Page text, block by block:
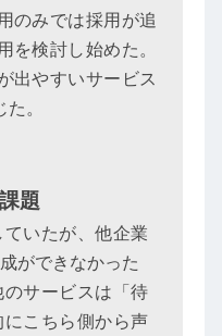
のみでは採用が追
を検討し始めた。
出やすいサービス
。
題
ていたが、他企業
ができなかった
のサービスは「待
こちら側から声